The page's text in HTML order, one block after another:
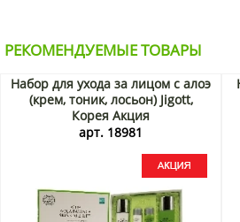
РЕКОМЕНДУЕМЫЕ ТОВАРЫ
Набор для ухода за лицом с алоэ
(крем, тоник, лосьон) Jigott,
Корея Акция
арт. 18981